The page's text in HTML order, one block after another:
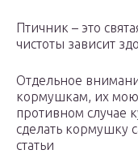
Птичник – это
чистоты зависит
Отдельное
кормушкам, их
противном случае
сделать кормушку
статьи